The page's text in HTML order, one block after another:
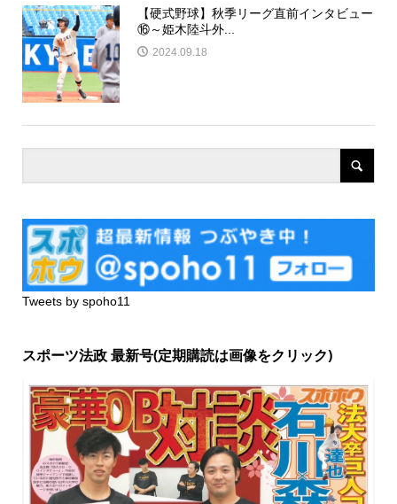
【硬式野球】秋季リーグ直前インタビュー
⑯～姫木陸斗外...
2024.09.18
Tweets by spoho11
スポーツ法政 最新号(定期購読は画像をクリック)